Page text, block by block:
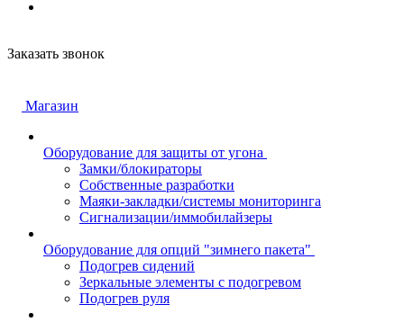
Заказать звонок
Магазин
Оборудование для защиты от угона
Замки/блокираторы
Собственные разработки
Маяки-закладки/системы мониторинга
Сигнализации/иммобилайзеры
Оборудование для опций "зимнего пакета"
Подогрев сидений
Зеркальные элементы с подогревом
Подогрев руля